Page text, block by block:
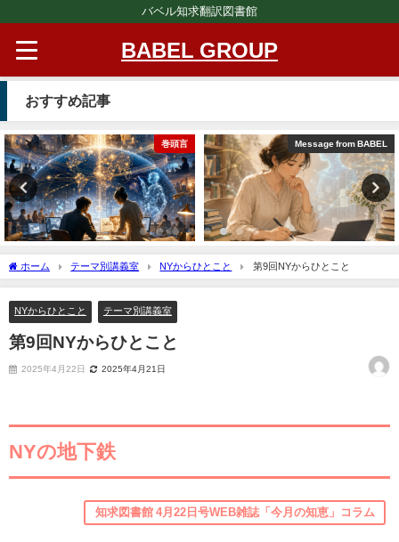
バベル知求翻訳図書館
BABEL GROUP
おすすめ記事
巻頭言 Message from BABEL
ホーム テーマ別講義室 NYからひとこと 第9回NYからひとこと
NYからひとこと テーマ別講義室
第9回NYからひとこと
2025年4月22日 2025年4月21日
NYの地下鉄
知求図書館 4月22日号WEB雑誌「今月の知恵」コラム